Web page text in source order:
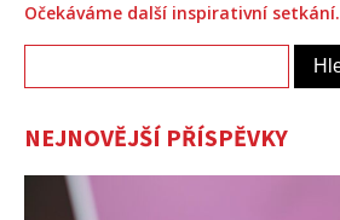
Očekáváme další inspirativní setkání.
NEJNOVĚJŠÍ PŘÍSPĚVKY